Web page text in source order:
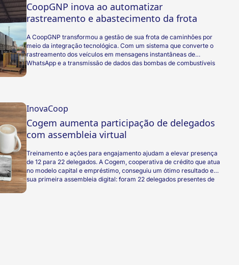
CoopGNP inova ao automatizar
rastreamento e abastecimento da frota
A CoopGNP transformou a gestão de sua frota de caminhões por
meio da integração tecnológica. Com um sistema que converte o
rastreamento dos veículos em mensagens instantâneas de
WhatsApp e a transmissão de dados das bombas de combustíveis
InovaCoop
Cogem aumenta participação de delegados
com assembleia virtual
Treinamento e ações para engajamento ajudam a elevar presença
de 12 para 22 delegados. A Cogem, cooperativa de crédito que atua
no modelo capital e empréstimo, conseguiu um ótimo resultado em
sua primeira assembleia digital: foram 22 delegados presentes de